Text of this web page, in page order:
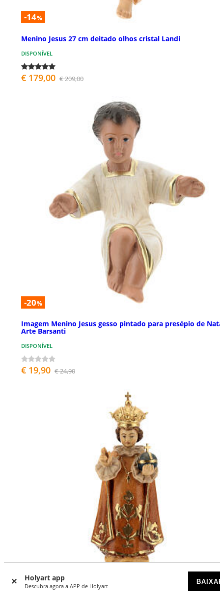
Holyart app
Descubra agora a APP de Holyart
-14%
Menino Jesus 27 cm deitado olhos cristal Landi
DISPONÍVEL
€ 179,00 € 209,00
-20%
Imagem Menino Jesus gesso pintado para presépio de
Arte Barsanti
DISPONÍVEL
€ 19,90 € 24,90